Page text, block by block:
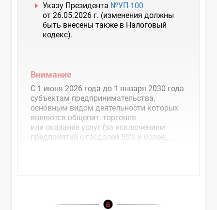
Указу Президента №УП-100
от 26.05.2026 г. (изменения должны
быть внесены также в Налоговый
кодекс).
Внимание
С 1 июня 2026 года до 1 января 2030 года
субъектам предпринимательства,
основным видом деятельности которых
являются общепит, торговля
или оказание услуг (за исключением
предприятий с госдолей 50% и более,...